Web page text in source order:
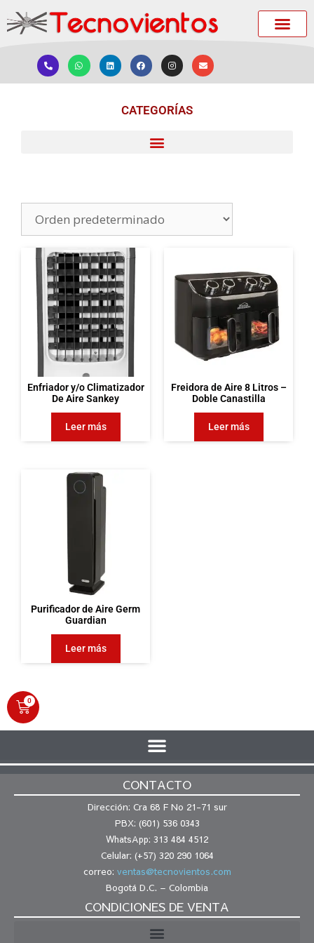
CATEGORÍAS
Enfriador y/o Climatizador
De Aire Sankey
Leer más
Freidora de Aire 8 Litros –
Doble Canastilla
Leer más
Purificador de Aire Germ
Guardian
Leer más
0
CONTACTO
Dirección: Cra 68 F No 21-71 sur
PBX: (601) 536 0343
WhatsApp: 313 484 4512
Celular: (+57) 320 290 1064
correo: ventas@tecnovientos.com
Bogotá D.C. – Colombia
CONDICIONES DE VENTA